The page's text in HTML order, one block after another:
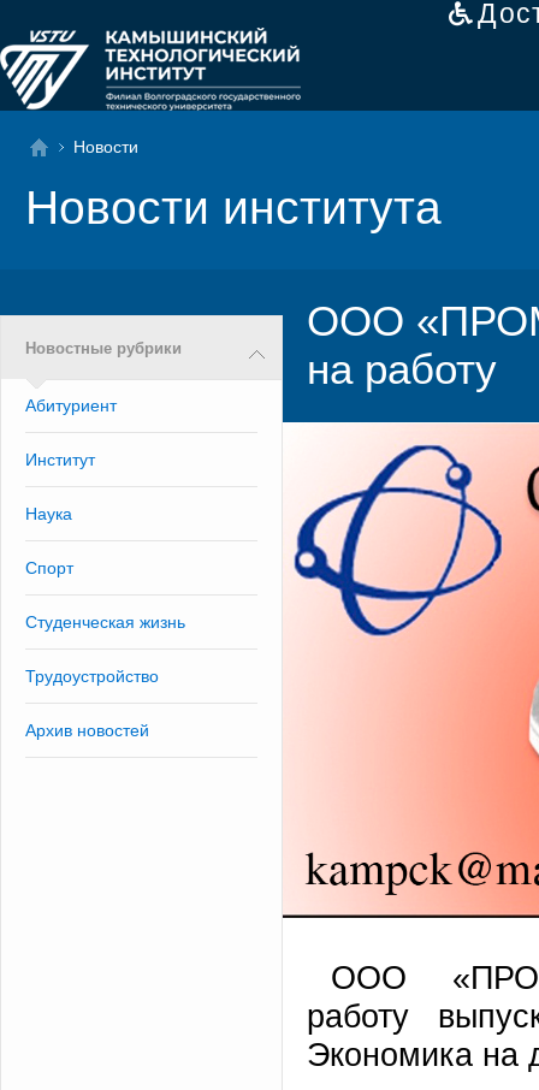
Новости
Новости института
Новостные рубрики
Абитуриент
Институт
Наука
Спорт
Студенческая жизнь
Трудоустройство
Архив новостей
ООО
на работу
ООО
работу
Экономика на